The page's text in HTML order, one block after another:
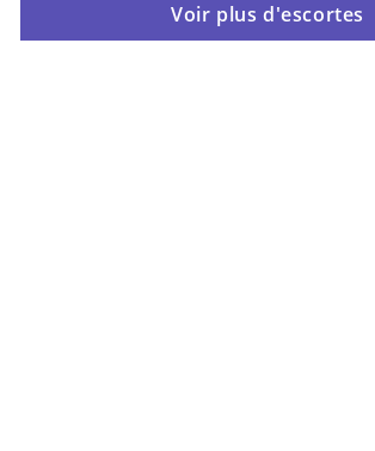
Voir plus d'escortes